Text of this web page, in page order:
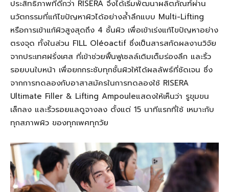
ประสิทธิภาพที่ดีกว่า RISERA จึงได้เริ่มพัฒนาผลิตภัณฑ์ผ่าน
นวัตกรรมที่แก้ไขปัญหาผิวได้อย่างล้ำลึกแบบ Multi-Lifting
หรือการเข้าแก้ผิวสูงสุดถึง 4 ชั้นผิว เพื่อเข้าเร่งแก้ไขปัญหาอย่าง
ตรงจุด ทั้งในส่วน FILL Oléoactif ซึ่งเป็นสารสกัดผลงานวิจัย
จากประเทศฝรั่งเศส ที่เข้าช่วยฟื้นฟูเซลล์เติมเต็มร่องลึก และริ้ว
รอยบนใบหน้า เพื่อยกกระชับทุกชั้นผิวให้ได้ผลลัพธ์ที่ชัดเจน ซึ่ง
จากการทดลองกับอาสาสมัครในการทดลองใช้ RISERA
Ultimate Filler & Lifting Ampouleแสดงให้เห็นว่า รูขุมขน
เล็กลง และริ้วรอยแลดูจางลง ตั้งแต่ 15 นาทีแรกที่ใช้ เหมาะกับ
ทุกสภาพผิว ของทุกเพศทุกวัย